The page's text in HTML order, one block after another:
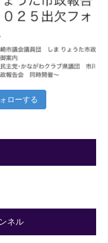
ローする
ネル